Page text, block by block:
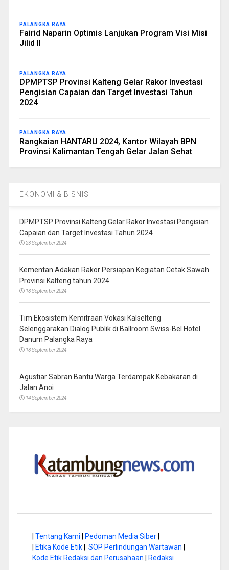
PALANGKA RAYA
Fairid Naparin Optimis Lanjukan Program Visi Misi
Jilid II
PALANGKA RAYA
DPMPTSP Provinsi Kalteng Gelar Rakor Investasi
Pengisian Capaian dan Target Investasi Tahun
2024
PALANGKA RAYA
Rangkaian HANTARU 2024, Kantor Wilayah BPN
Provinsi Kalimantan Tengah Gelar Jalan Sehat
EKONOMI & BISNIS
DPMPTSP Provinsi Kalteng Gelar Rakor Investasi Pengisian
Capaian dan Target Investasi Tahun 2024
23 September 2024
Kementan Adakan Rakor Persiapan Kegiatan Cetak Sawah
Provinsi Kalteng tahun 2024
18 September 2024
Tim Ekosistem Kemitraan Vokasi Kalselteng
Selenggarakan Dialog Publik di Ballroom Swiss-Bel Hotel
Danum Palangka Raya
18 September 2024
Agustiar Sabran Bantu Warga Terdampak Kebakaran di
Jalan Anoi
14 September 2024
Tentang Kami Pedoman Media Siber|
Etika Kode Etik| SOP Perlindungan Wartawan
Kode Etik Redaksi dan Perusahaan
Redaksi